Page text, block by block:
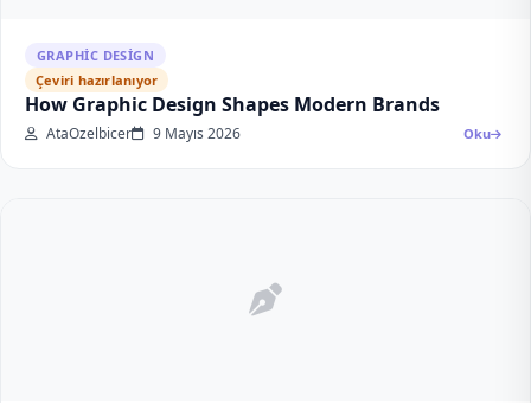
GRAPHIC DESIGN
Çeviri hazırlanıyor
How Graphic Design Shapes Modern Brands
AtaOzelbicer 9 Mayıs 2026 Oku